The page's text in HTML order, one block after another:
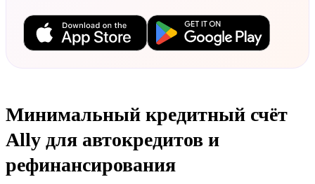
Минимальный кредитный счёт
Ally для автокредитов и
рефинансирования